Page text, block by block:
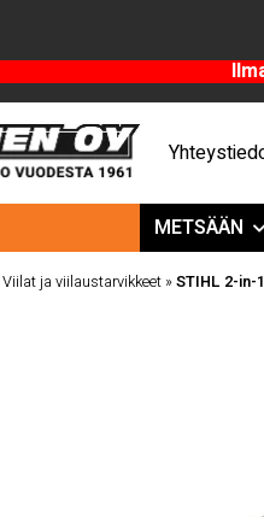
METSÄÄN
Viilat ja viilaustarvikkeet »STIHL 2-in-